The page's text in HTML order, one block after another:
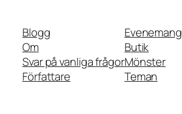
Blogg
Om
Svar på vanliga frågor
Författare
Evenemang
Butik
Mönster
Teman